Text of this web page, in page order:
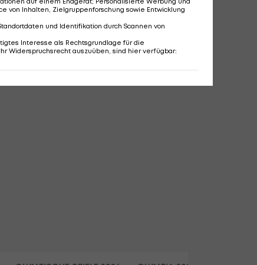
von Inhalten, Zielgruppenforschung sowie Entwicklung
und Identifikation durch Scannen von
Interesse als Rechtsgrundlage für die
Widerspruchsrecht auszuüben, sind hier verfügbar: